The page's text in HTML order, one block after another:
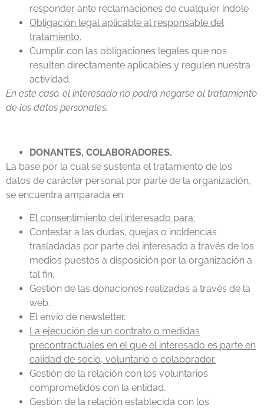
responder ante reclamaciones de cualquier índole
Obligación legal aplicable al responsable del
tratamiento.
Cumplir con las obligaciones legales que nos
resulten directamente aplicables y regulen nuestra
actividad.
En este caso, el interesado no podrá negarse al tratamiento
de los datos personales.
DONANTES, COLABORADORES.
La base por la cual se sustenta el tratamiento de los
datos de carácter personal por parte de la organización,
se encuentra amparada en:
El consentimiento del interesado para:
Contestar a las dudas, quejas o incidencias
trasladadas por parte del interesado a través de los
medios puestos a disposición por la organización a
tal fin.
Gestión de las donaciones realizadas a través de la
web.
El envío de newsletter.
La ejecución de un contrato o medidas
precontractuales en el que el interesado es parte en
calidad de socio, voluntario o colaborador.
Gestión de la relación con los voluntarios
comprometidos con la entidad.
Gestión de la relación establecida con los